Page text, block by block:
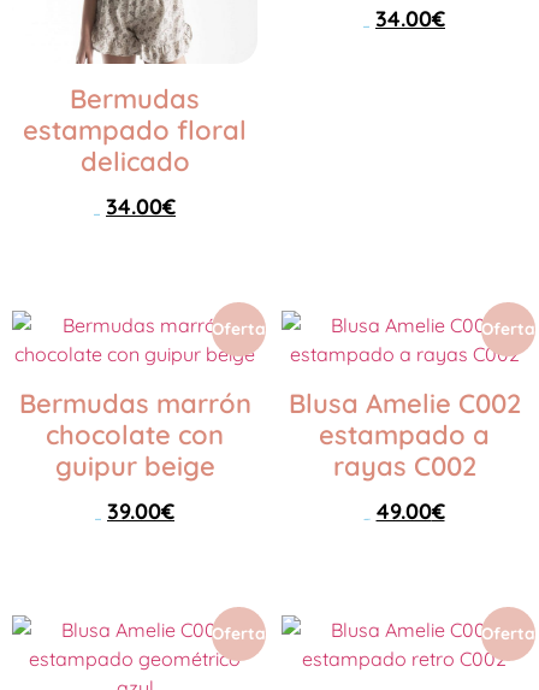
Bermudas
estampado floral
delicado
34.00€
34.00€
Oferta
Bermudas marrón
chocolate con
guipur beige
39.00€
Oferta
Blusa Amelie C002
estampado a
rayas C002
49.00€
Oferta Oferta